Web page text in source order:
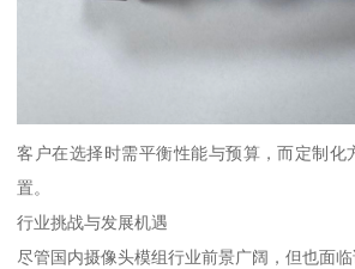
客户在选择时需平衡性能与预算，而定制化
置。
行业挑战与发展机遇
尽管国内摄像头模组行业前景广阔，但也面临